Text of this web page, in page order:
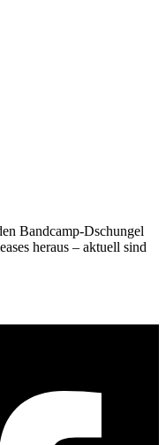
Bandcamp-Dschungel
heraus – aktuell sind